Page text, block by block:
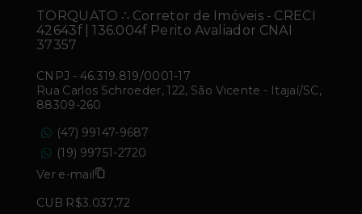
TORQUATO ∴ Corretor de Imóveis - CRECI
42643f | 136.004f Perito Avaliador CNAI
37357
CNPJ - 46.319.819/0001-17
Rua Carlos Schroeder, 122, São Vicente - Itajaí/SC,
88309-260
(47) 99147-9687
(19) 99751-2720
Ver e-mail
CUB R$3.037,72